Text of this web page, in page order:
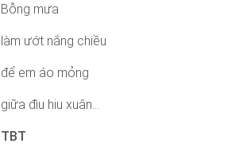
Bỗng mưa
làm ướt nắng chiều
để em áo mỏng
giữa đìu hiu xuân...
TBT